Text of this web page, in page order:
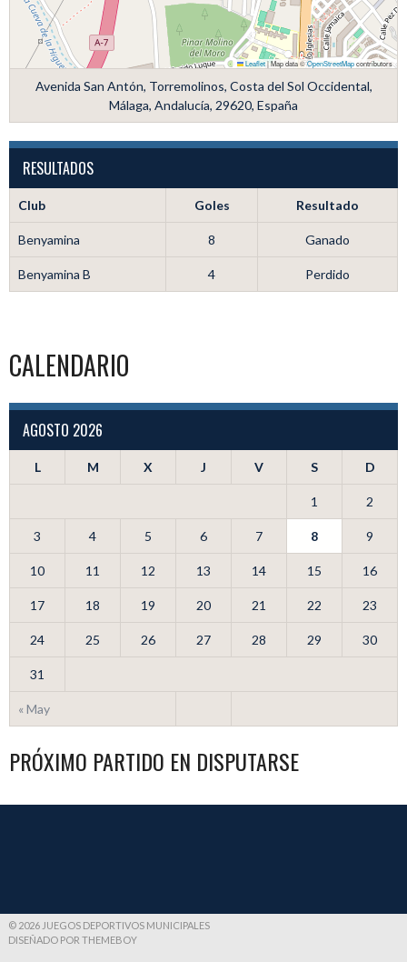
Leaflet|Map data ©OpenStreetMapcontributors
Avenida San Antón, Torremolinos, Costa del Sol Occidental,
Málaga, Andalucía, 29620, España
RESULTADOS
Club Goles Resultado
Benyamina 8 Ganado
Benyamina B 4 Perdido
CALENDARIO
AGOSTO 2026
L M X J V S D
« May
1 2
3 4 5 6 7 8 9
10 11 12 13 14 15 16
17 18 19 20 21 22 23
24 25 26 27 28 29 30
31
PRÓXIMO PARTIDO EN DISPUTARSE
© 2026 JUEGOS DEPORTIVOS MUNICIPALES
DISEÑADO POR THEMEBOY